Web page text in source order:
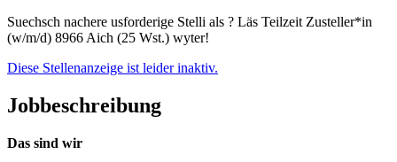
Suechsch nachere usforderige Stelli als ? Läs Teilzeit Zusteller*in
(w/m/d) 8966 Aich (25 Wst.) wyter!
Diese Stellenanzeige ist leider inaktiv.
Jobbeschreibung
Das sind wir